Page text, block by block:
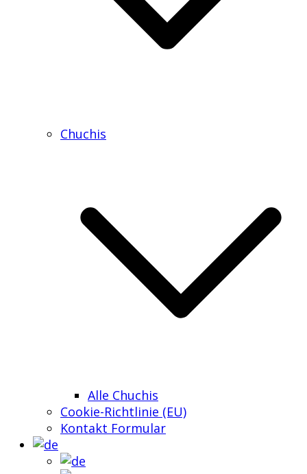
Chuchis
Alle Chuchis
Cookie-Richtlinie (EU)
Kontakt Formular